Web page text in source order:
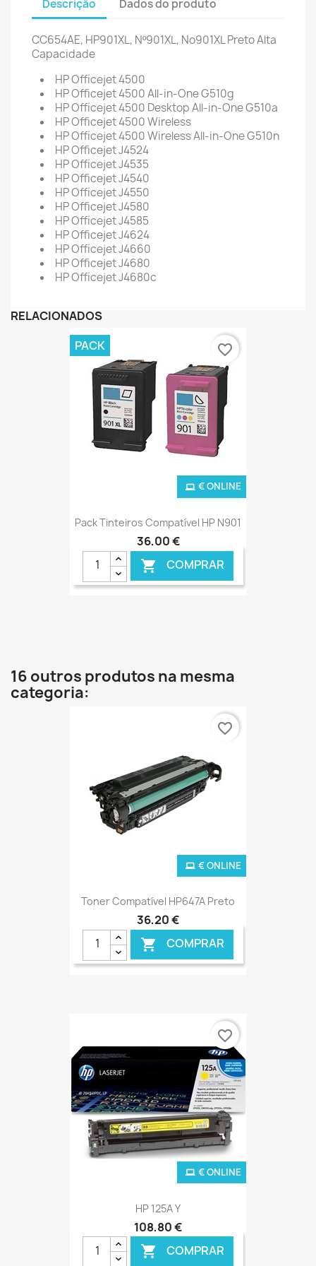
Descrição Dados do produto
CC654AE, HP901XL, Nº901XL, No901XL Preto Alta
Capacidade
HP Officejet 4500
HP Officejet 4500 All-in-One G510g
HP Officejet 4500 Desktop All-in-One G510a
HP Officejet 4500 Wireless
HP Officejet 4500 Wireless All-in-One G510n
HP Officejet J4524
HP Officejet J4535
HP Officejet J4540
HP Officejet J4550
HP Officejet J4580
HP Officejet J4585
HP Officejet J4624
HP Officejet J4660
HP Officejet J4680
HP Officejet J4680c
RELACIONADOS
Pack Tinteiros Compatível HP N901
36,00 €
 COMPRAR
€ ONLINE
PACK favorite_border
16 outros produtos na mesma
categoria:
Toner Compatível HP647A Preto
36,20 €
 COMPRAR
€ ONLINE
favorite_border
HP 125A Y
108,80 €
 COMPRAR
€ ONLINE
favorite_border